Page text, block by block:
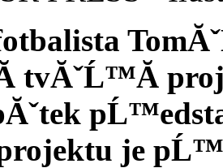
tvĂˇĹ™Ă­
je